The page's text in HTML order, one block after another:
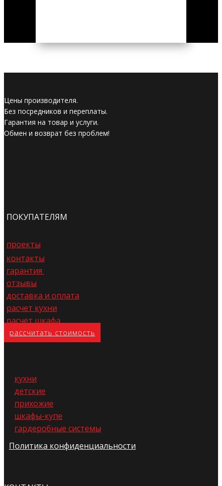
Цены производителя.
Без посредников и переплаты.
Гарантия на товар и услуги.
Обмен и возврат без проблем!
ПОКУПАТЕЛЯМ
проекты
контакты
гарантия
отзывы
доставка и оплата
расчет кухни
расчет шкафа
расс​читать стоимость
кухни
детские
прихожие
шкафы-купе
гардеробные системы
Политика конфиденциальности